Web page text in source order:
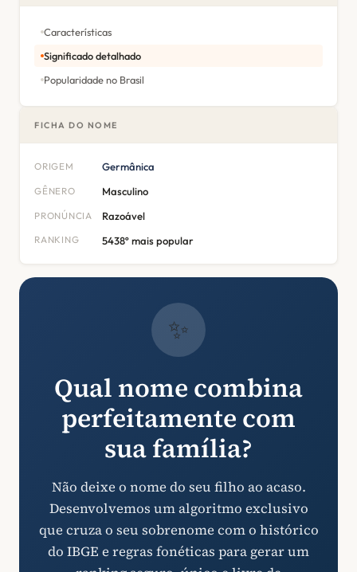
Características
Significado detalhado
Popularidade no Brasil
FICHA DO NOME
ORIGEM Germânica
GÊNERO Masculino
PRONÚNCIA Razoável
RANKING 5438º mais popular
✨
Qual nome combina
perfeitamente com
sua família?
Não deixe o nome do seu filho ao acaso.
Desenvolvemos um algoritmo exclusivo
que cruza o seu sobrenome com o histórico
do IBGE e regras fonéticas para gerar um